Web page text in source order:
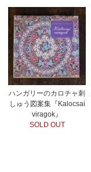
ハンガリーのカロチャ刺
しゅう図案集『Kalocsai
viragok』
SOLD OUT